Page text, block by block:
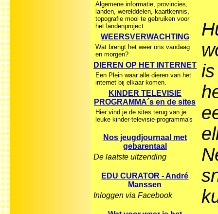
Algemene informatie, provincies,
landen, werelddelen, kaartkennis,
topografie mooi te gebruiken voor
het landenproject
WEERSVERWACHTING
Wat brengt het weer ons vandaag
en morgen?
DIEREN OP HET INTERNET
Een Plein waar alle dieren van het
internet bij elkaar komen.
KINDER TELEVISIE
PROGRAMMA´s en de sites
Hier vind je de sites terug van je
leuke kinder-televisie-programma's
Nos jeugdjournaal met
gebarentaal
De laatste uitzending
EDU CURATOR - André
Manssen
Inloggen via Facebook